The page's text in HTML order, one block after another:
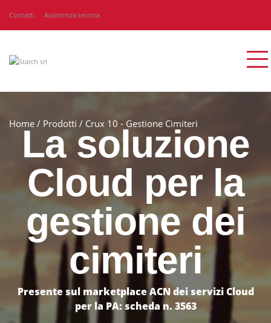
Contatti Assistenza tecnica
Home / Prodotti / Crux 10 - Gestione Cimiteri
La soluzione
Cloud per la
gestione dei
cimiteri
Presente sul marketplace ACN dei servizi Cloud
per la PA: scheda n. 3563